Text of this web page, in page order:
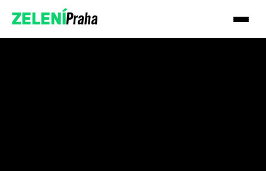
ZELENÍPraha